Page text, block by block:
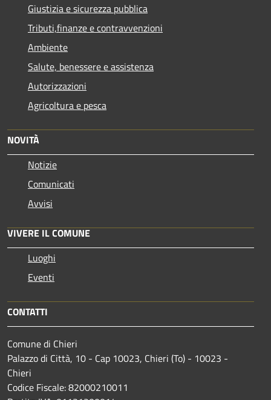
Giustizia e sicurezza pubblica
Tributi,finanze e contravvenzioni
Ambiente
Salute, benessere e assistenza
Autorizzazioni
Agricoltura e pesca
NOVITÀ
Notizie
Comunicati
Avvisi
VIVERE IL COMUNE
Luoghi
Eventi
CONTATTI
Comune di Chieri
Palazzo di Città, 10 - Cap 10023, Chieri (To) - 10023 -
Chieri
Codice Fiscale: 82000210011